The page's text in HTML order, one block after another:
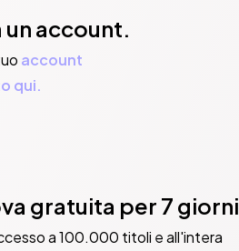
un account.
account
qui.
gratuita per 7 giorni
a 100.000 titoli e all'intera